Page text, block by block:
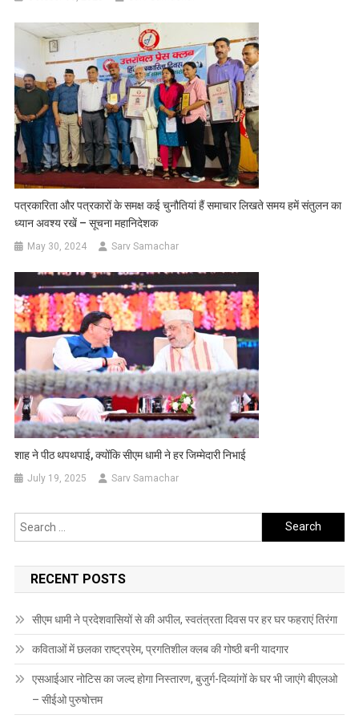
पत्रकारिता और पत्रकारों के समक्ष कई चुनौतियां हैं समाचार लिखते समय हमें संतुलन का
ध्यान अवश्य रखें – सूचना महानिदेशक
May 30, 2024 Sarv Samachar
शाह ने पीठ थपथपाई, क्योंकि सीएम धामी ने हर जिम्मेदारी निभाई
July 19, 2025 Sarv Samachar
Search
for:
RECENT POSTS
सीएम धामी ने प्रदेशवासियों से की अपील, स्वतंत्रता दिवस पर हर घर फहराएं तिरंगा
कविताओं में छलका राष्ट्रप्रेम, प्रगतिशील क्लब की गोष्ठी बनी यादगार
एसआईआर नोटिस का जल्द होगा निस्तारण, बुजुर्ग-दिव्यांगों के घर भी जाएंगे बीएलओ
– सीईओ पुरुषोत्तम